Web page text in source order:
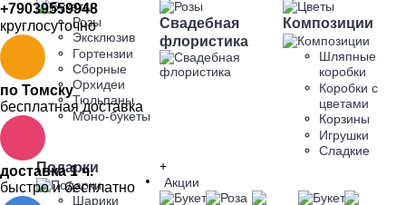
Розы
Эксклюзив
Гортензии
Сборные
Орхидеи
Тюльпаны
Моно-букеты
Свадебная
флористика
Композиции
Шляпные
коробки
Коробки с
цветами
Корзины
Игрушки
Сладкие
Подарки
Шарики
+
Акции
+79039559948
круглосуточно
по Томску
бесплатная доставка
доставка 1 ч.
быстро и бесплатно
КОРЗИНА «ФИЛОФЕЯ»